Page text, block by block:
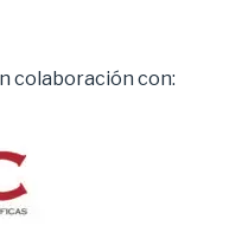
colaboración con: